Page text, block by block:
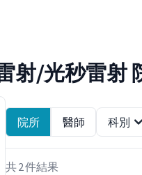
射/光秒雷射
院所 醫師 科別
共 2 件結果